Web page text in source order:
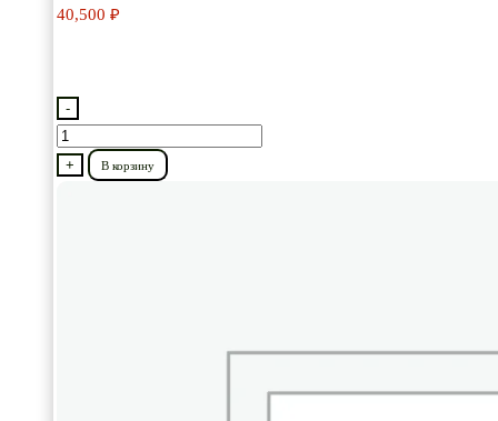
40,500 ₽
-
Количество
товара
+ В корзину